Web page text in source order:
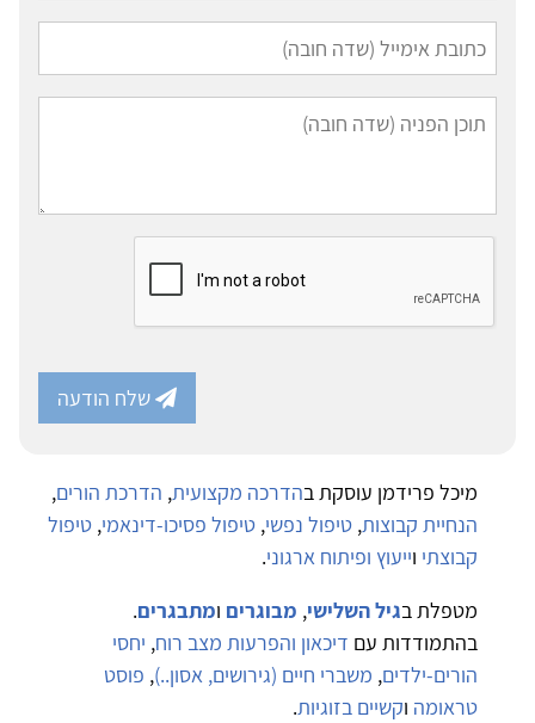
שלח הודעה
מיכל פרידמן עוסקת בהדרכה מקצועית, הדרכת הורים,
הנחיית קבוצות, טיפול נפשי, טיפול פסיכו-דינאמי, טיפול
קבוצתי וייעוץ ופיתוח ארגוני.
מטפלת בגיל השלישי, מבוגרים ומתבגרים.
בהתמודדות עם דיכאון והפרעות מצב רוח, יחסי
הורים-ילדים, משברי חיים (גירושים, אסון..), פוסט
טראומה וקשיים בזוגיות.